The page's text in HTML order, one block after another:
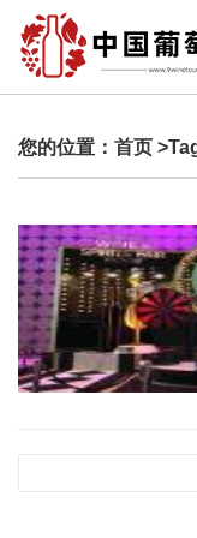
您的位置： 首页